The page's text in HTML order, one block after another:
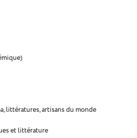
littératures, artisans du monde
et littérature